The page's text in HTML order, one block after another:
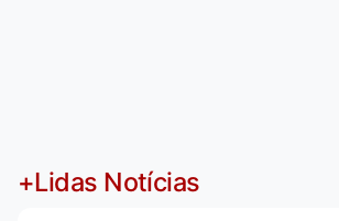
+Lidas Notícias